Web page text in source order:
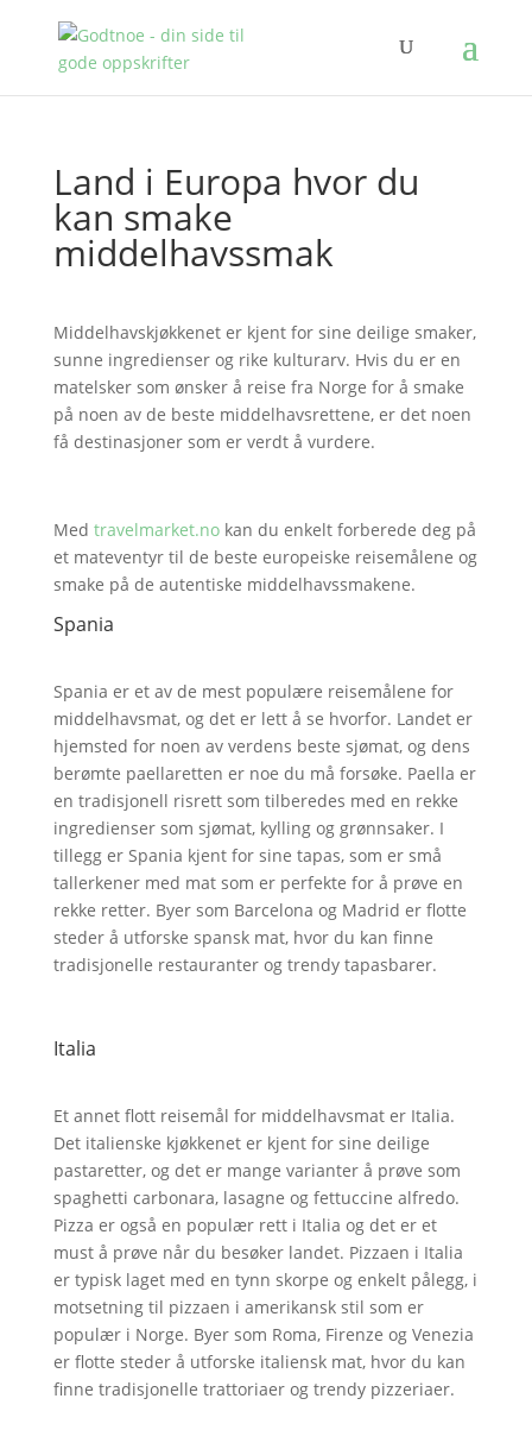
Land i Europa hvor du
kan smake
middelhavssmak
Middelhavskjøkkenet er kjent for sine deilige smaker,
sunne ingredienser og rike kulturarv. Hvis du er en
matelsker som ønsker å reise fra Norge for å smake
på noen av de beste middelhavsrettene, er det noen
få destinasjoner som er verdt å vurdere.
Med travelmarket.nokan du enkelt forberede deg på
et mateventyr til de beste europeiske reisemålene og
smake på de autentiske middelhavssmakene.
Spania
Spania er et av de mest populære reisemålene for
middelhavsmat, og det er lett å se hvorfor. Landet er
hjemsted for noen av verdens beste sjømat, og dens
berømte paellaretten er noe du må forsøke. Paella er
en tradisjonell risrett som tilberedes med en rekke
ingredienser som sjømat, kylling og grønnsaker. I
tillegg er Spania kjent for sine tapas, som er små
tallerkener med mat som er perfekte for å prøve en
rekke retter. Byer som Barcelona og Madrid er flotte
steder å utforske spansk mat, hvor du kan finne
tradisjonelle restauranter og trendy tapasbarer.
Italia
Et annet flott reisemål for middelhavsmat er Italia.
Det italienske kjøkkenet er kjent for sine deilige
pastaretter, og det er mange varianter å prøve som
spaghetti carbonara, lasagne og fettuccine alfredo.
Pizza er også en populær rett i Italia og det er et
must å prøve når du besøker landet. Pizzaen i Italia
er typisk laget med en tynn skorpe og enkelt pålegg, i
motsetning til pizzaen i amerikansk stil som er
populær i Norge. Byer som Roma, Firenze og Venezia
er flotte steder å utforske italiensk mat, hvor du kan
finne tradisjonelle trattoriaer og trendy pizzeriaer.